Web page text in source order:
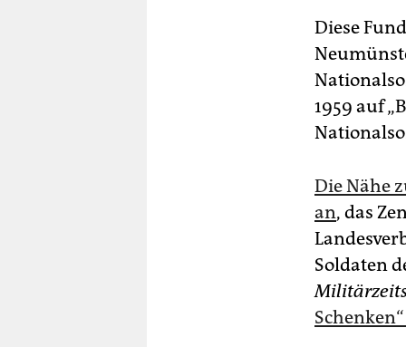
Diese
1959 auf
Die Nähe
an, das
Soldaten